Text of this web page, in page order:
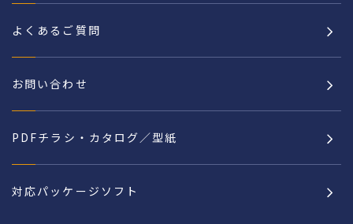
よくあるご質問
お問い合わせ
PDFチラシ・カタログ／型紙
対応パッケージソフト